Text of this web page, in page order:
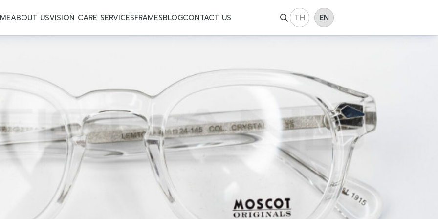
ABOUT USVISION CARE SERVICESFRAMESBLOGCONTACT US TH EN